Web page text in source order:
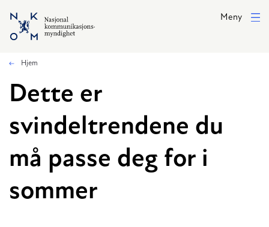
Hopp til hovedinnhold
Meny
Hjem
Dette er
svindeltrendene du
må passe deg for i
sommer